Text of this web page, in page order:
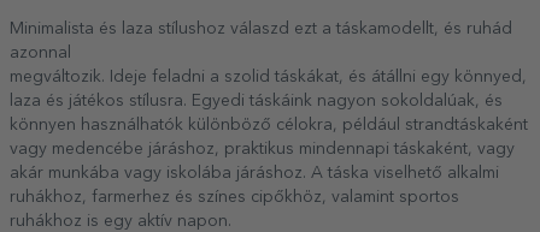
Minimalista és laza stílushoz válaszd ezt a táskamodellt, és ruhád
azonnal
megváltozik. Ideje feladni a szolid táskákat, és átállni egy könnyed,
laza és játékos stílusra. Egyedi táskáink nagyon sokoldalúak, és
könnyen használhatók különböző célokra, például strandtáskaként
vagy medencébe járáshoz, praktikus mindennapi táskaként, vagy
akár munkába vagy iskolába járáshoz. A táska viselhető alkalmi
ruhákhoz, farmerhez és színes cipőkhöz, valamint sportos
ruhákhoz is egy aktív napon.